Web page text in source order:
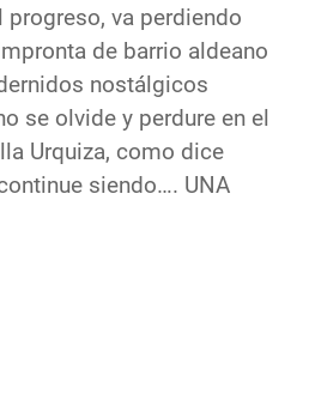
va perdiendo
de barrio aldeano
nostálgicos
se olvide y perdure en el
Urquiza, como dice
siendo…. UNA